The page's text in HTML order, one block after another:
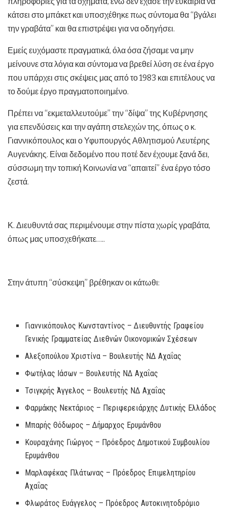
κάτσει στο μπάκετ και υποσχέθηκε πως σύντομα θα “βγάλει
την γραβάτα” και θα επιστρέψει για να οδηγήσει.
Εμείς ευχόμαστε πραγματικά, όλα όσα ζήσαμε να μην
μείνουνε στα λόγια και σύντομα να βρεθεί λύση σε ένα έργο
που υπάρχει στις σκέψεις μας από το 1983 και επιτέλους να
το δούμε έργο πραγματοποιημένο.
Πρέπει να “εκμεταλλευτούμε” την “δίψα” της Κυβέρνησης
για επενδύσεις και την αγάπη στελεχών της, όπως ο κ.
Γιαννικόπουλος και ο Υφυπουργός Αθλητισμού Λευτέρης
Αυγενάκης. Είναι δεδομένο που ποτέ δεν έχουμε ξανά δει,
σύσσωμη την τοπική Κοινωνία να “απαιτεί” ένα έργο τόσο
ζεστά.
Κ. Διευθυντά σας περιμένουμε στην πίστα χωρίς γραβάτα,
όπως μας υποσχεθήκατε…..
Στην άτυπη “σύσκεψη” βρέθηκαν οι κάτωθι:
Γιαννικόπουλος Κωνσταντίνος – Διευθυντής Γραφείου
Γενικής Γραμματείας Διεθνών Οικονομικών Σχέσεων
Αλεξοπούλου Χριστίνα – Βουλευτής ΝΔ Αχαΐας
Φωτήλας Ιάσων – Βουλευτής ΝΔ Αχαΐας
Τσιγκρής Άγγελος – Βουλευτής ΝΔ Αχαΐας
Φαρμάκης Νεκτάριος – Περιφερειάρχης Δυτικής Ελλάδος
Μπαρής Θόδωρος – Δήμαρχος Ερυμάνθου
Κουραχάνης Γιώργος – Πρόεδρος Δημοτικού Συμβουλίου
Ερυμάνθου
Μαρλαφέκας Πλάτωνας – Πρόεδρος Επιμελητηρίου
Αχαΐας
Φλωράτος Ευάγγελος – Πρόεδρος Αυτοκινητοδρόμιο